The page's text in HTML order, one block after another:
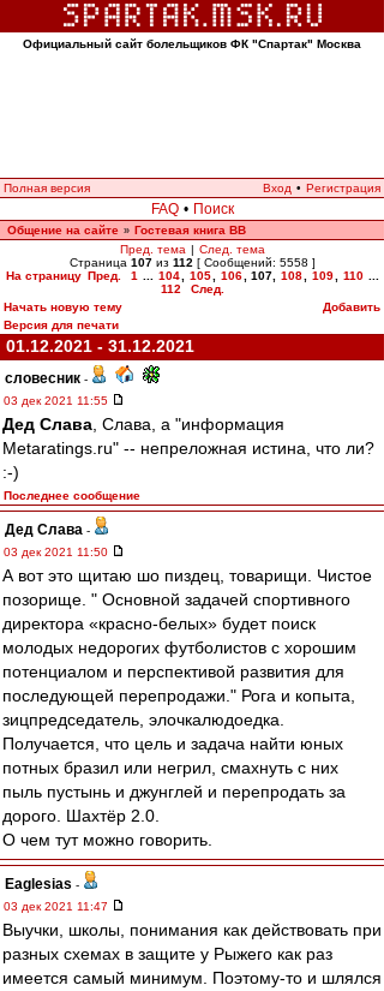
Официальный сайт болельщиков ФК "Спартак" Москва
Полная версия Вход • Регистрация
FAQ • Поиск
Общение на сайте » Гостевая книга ВВ
Пред. тема | След. тема
Страница 107из 112 [ Сообщений: 5558 ]
На страницу Пред. 1 104 105 106 107 108 109 110
112
След.
Начать новую тему
Добавить
Версия для печати
01.12.2021 - 31.12.2021
словесник -
03 дек 2021 11:55
Дед Слава , Слава, а "информация
Metaratings.ru" -- непреложная истина, что ли?
:-)
Последнее сообщение
Дед Слава -
03 дек 2021 11:50
А вот это щитаю шо пиздец, товарищи. Чистое
позорище. " Основной задачей спортивного
директора «красно-белых» будет поиск
молодых недорогих футболистов с хорошим
потенциалом и перспективой развития для
последующей перепродажи." Рога и копыта,
зицпредседатель, элочкалюдоедка.
Получается, что цель и задача найти юных
потных бразил или негрил, смахнуть с них
пыль пустынь и джунглей и перепродать за
дорого. Шахтёр 2.0.
О чем тут можно говорить.
Eaglesias -
03 дек 2021 11:47
Выучки, школы, понимания как действовать при
разных схемах в защите у Рыжего как раз
имеется самый минимум. Поэтому-то и шлялся